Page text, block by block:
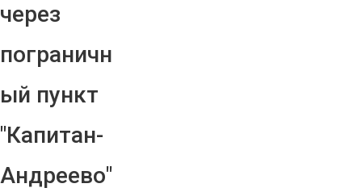
через
пограничн
ый пункт
"Капитан-
Андреево"